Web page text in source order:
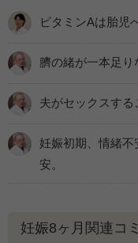
ビタミンAは胎児
臍の緒が一本足
夫がセックスする
妊娠初期、情緒
安。
妊娠8ヶ月関連コ